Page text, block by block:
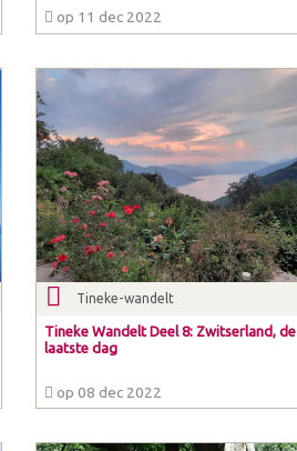
op 11 dec 2022
Tineke-wandelt
Tineke Wandelt Deel 8: Zwitserland, de
laatste dag
op 08 dec 2022